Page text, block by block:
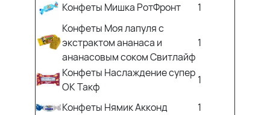
Конфеты Мишка РотФронт
1
Конфеты Моя лапуля с
экстрактом ананаса и
ананасовым соком Свитлайф
1
Конфеты Наслаждение супер
ОК Такф
1
Конфеты Нямик Акконд
1